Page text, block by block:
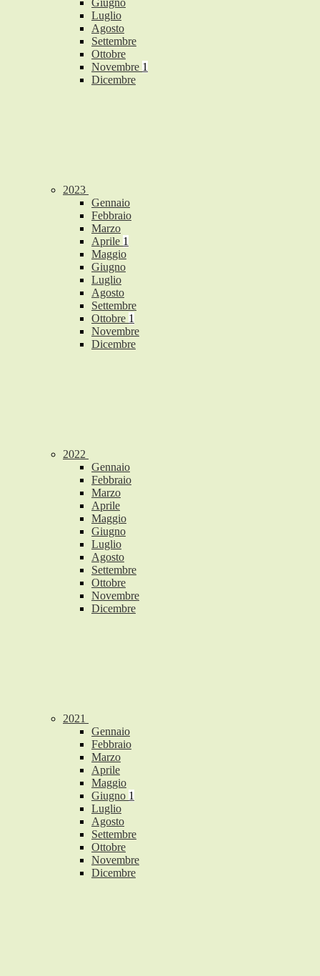
Giugno
Luglio
Agosto
Settembre
Ottobre
Novembre 1
Dicembre
2023
Gennaio
Febbraio
Marzo
Aprile 1
Maggio
Giugno
Luglio
Agosto
Settembre
Ottobre 1
Novembre
Dicembre
2022
Gennaio
Febbraio
Marzo
Aprile
Maggio
Giugno
Luglio
Agosto
Settembre
Ottobre
Novembre
Dicembre
2021
Gennaio
Febbraio
Marzo
Aprile
Maggio
Giugno 1
Luglio
Agosto
Settembre
Ottobre
Novembre
Dicembre